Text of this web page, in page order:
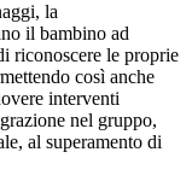
la
il bambino ad
riconoscere le proprie
così anche
interventi
nel gruppo,
al superamento di